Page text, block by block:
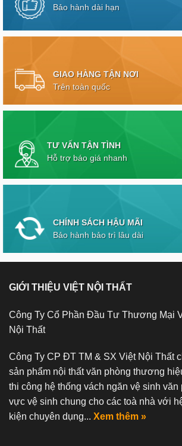
Bảo hành dài hạn
GIAO HÀNG TẬN NƠI
Trên toàn quốc
TƯ VẤN TẬN TÌNH
Hỗ trợ báo giá nhanh
CHÍNH SÁCH HẬU MÃI
Bảo hành bảo trì lâu dài
GIỚI THIỆU VIỆT NỘI THẤT
Công Ty Cổ Phần Đầu Tư Thương Mại
Nội Thất
Công Ty CP ĐT TM & SX Việt Nội Thất
sản phẩm nội thất văn phòng thương
thi công hệ thống vách ngăn vệ sinh văn
vực vệ sinh chung cho các toà nhà với
kiện chuyên dụng... Xem thêm »